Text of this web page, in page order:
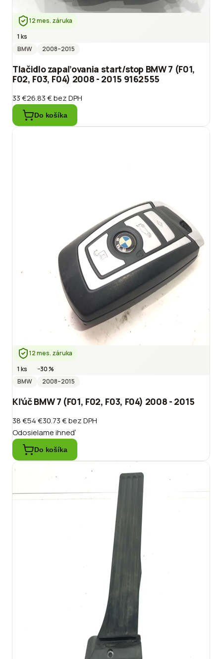
12 mes. záruka
1 ks
BMW
2008–2015
Tlačidlo zapaľovania start/stop BMW 7 (F01,
F02, F03, F04) 2008 - 2015 9162555
33 €26.83 €bez DPH
Do košíka
12 mes. záruka
1 ks
−30%
BMW
2008–2015
Kľúč BMW 7 (F01, F02, F03, F04) 2008 - 2015
38 €54 €30.73 €bez DPH
Odosielame ihneď
Do košíka